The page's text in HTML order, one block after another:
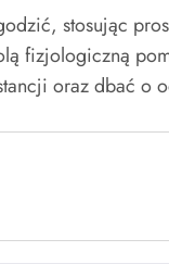
stosując
fizjologiczną
oraz dbać o